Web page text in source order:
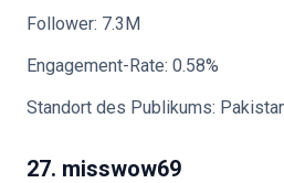
Follower: 7.3M
Engagement-Rate: 0.58%
Standort des Publikums:
27. misswow69